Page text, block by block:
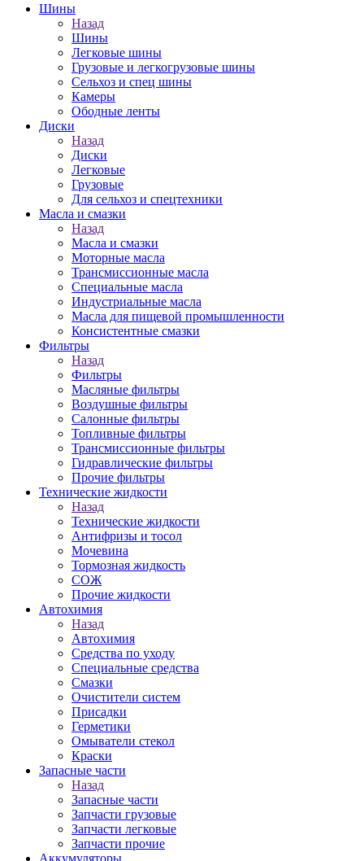
Шины
Назад
Шины
Легковые шины
Грузовые и легкогрузовые шины
Сельхоз и спец шины
Камеры
Ободные ленты
Диски
Назад
Диски
Легковые
Грузовые
Для сельхоз и спецтехники
Масла и смазки
Назад
Масла и смазки
Моторные масла
Трансмиссионные масла
Специальные масла
Индустриальные масла
Масла для пищевой промышленности
Консистентные смазки
Фильтры
Назад
Фильтры
Масляные фильтры
Воздушные фильтры
Салонные фильтры
Топливные фильтры
Трансмиссионные фильтры
Гидравлические фильтры
Прочие фильтры
Технические жидкости
Назад
Технические жидкости
Антифризы и тосол
Мочевина
Тормозная жидкость
СОЖ
Прочие жидкости
Автохимия
Назад
Автохимия
Средства по уходу
Специальные средства
Смазки
Очистители систем
Присадки
Герметики
Омыватели стекол
Краски
Запасные части
Назад
Запасные части
Запчасти грузовые
Запчасти легковые
Запчасти прочие
Аккумуляторы